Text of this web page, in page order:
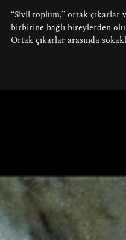
“Trans Hakları” Trans
Sayesinde Sivil
Anlamına Gelir